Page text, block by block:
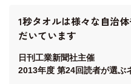
1秒タオルは様々な自治
だいています
日刊工業新聞社主催
2013年度 第24回読者が選ぶ